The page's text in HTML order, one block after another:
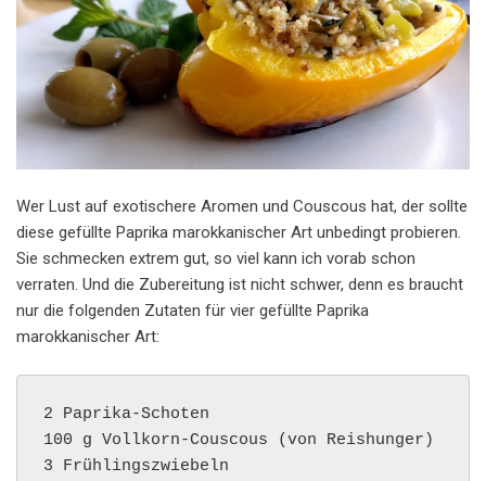
Wer Lust auf exotischere Aromen und Couscous hat, der sollte
diese gefüllte Paprika marokkanischer Art unbedingt probieren.
Sie schmecken extrem gut, so viel kann ich vorab schon
verraten. Und die Zubereitung ist nicht schwer, denn es braucht
nur die folgenden Zutaten für vier gefüllte Paprika
marokkanischer Art:
2 Paprika-Schoten
100 g Vollkorn-Couscous (von Reishunger)
3 Frühlingszwiebeln